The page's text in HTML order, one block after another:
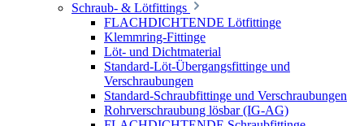
Schraub- & Lötfittings
FLACHDICHTENDE Lötfittinge
Klemmring-Fittinge
Löt- und Dichtmaterial
Standard-Löt-Übergangsfittinge und
Verschraubungen
Standard-Schraubfittinge und Verschraubungen
Rohrverschraubung lösbar (IG-AG)